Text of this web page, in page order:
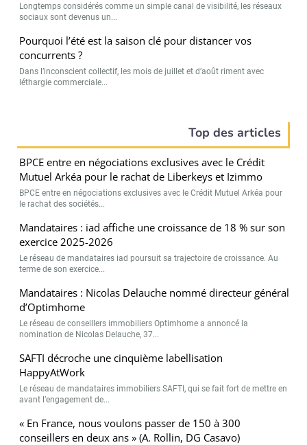
Longtemps considérés comme un simple canal de visibilité, les réseaux
sociaux sont devenus un...
Pourquoi l’été est la saison clé pour distancer vos
concurrents ?
Dans l’inconscient collectif, les mois de juillet et d’août riment avec
léthargie commerciale...
Top des articles
BPCE entre en négociations exclusives avec le Crédit
Mutuel Arkéa pour le rachat de Liberkeys et Izimmo
BPCE entre en négociations exclusives avec le Crédit Mutuel Arkéa pour
le rachat des sociétés...
Mandataires : iad affiche une croissance de 18 % sur son
exercice 2025-2026
Le réseau de mandataires iad poursuit sa trajectoire de croissance. Au
terme de son exercice...
Mandataires : Nicolas Delauche nommé directeur général
d’Optimhome
Le réseau de conseillers immobiliers Optimhome a annoncé la
nomination de Nicolas Delauche, 37...
SAFTI décroche une cinquième labellisation
HappyAtWork
Le réseau de mandataires immobiliers SAFTI, qui se fait fort de mettre en
avant l’engagement de...
« En France, nous voulons passer de 150 à 300
conseillers en deux ans » (A. Rollin, DG Casavo)